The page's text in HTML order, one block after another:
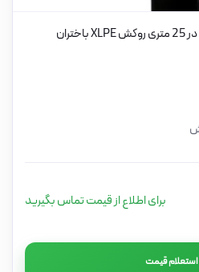
کابل نیمه افشان آلومینیوم 4 در 25 متری روکش XLPE باختران
برای اطلاع از قیمت تماس بگیرید
استعلام قیمت